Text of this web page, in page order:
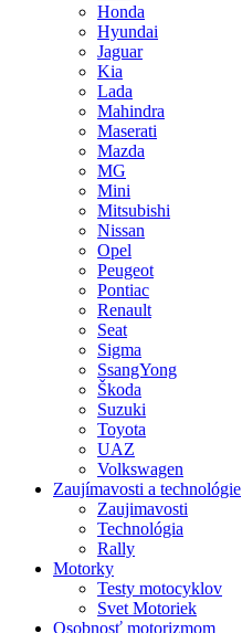
Honda
Hyundai
Jaguar
Kia
Lada
Mahindra
Maserati
Mazda
MG
Mini
Mitsubishi
Nissan
Opel
Peugeot
Pontiac
Renault
Seat
Sigma
SsangYong
Škoda
Suzuki
Toyota
UAZ
Volkswagen
Zaujímavosti a technológie
Zaujimavosti
Technológia
Rally
Motorky
Testy motocyklov
Svet Motoriek
Osobnosť motorizmom